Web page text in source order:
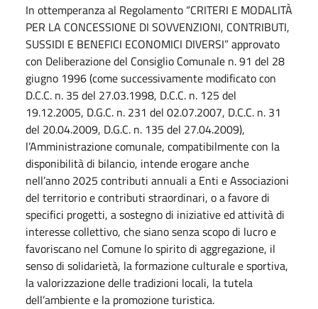
In ottemperanza al Regolamento “CRITERI E MODALITÀ
PER LA CONCESSIONE DI SOVVENZIONI, CONTRIBUTI,
SUSSIDI E BENEFICI ECONOMICI DIVERSI” approvato
con Deliberazione del Consiglio Comunale n. 91 del 28
giugno 1996 (come successivamente modificato con
D.C.C. n. 35 del 27.03.1998, D.C.C. n. 125 del
19.12.2005, D.G.C. n. 231 del 02.07.2007, D.C.C. n. 31
del 20.04.2009, D.G.C. n. 135 del 27.04.2009),
l’Amministrazione comunale, compatibilmente con la
disponibilità di bilancio, intende erogare anche
nell’anno 2025 contributi annuali a Enti e Associazioni
del territorio e contributi straordinari, o a favore di
specifici progetti, a sostegno di iniziative ed attività di
interesse collettivo, che siano senza scopo di lucro e
favoriscano nel Comune lo spirito di aggregazione, il
senso di solidarietà, la formazione culturale e sportiva,
la valorizzazione delle tradizioni locali, la tutela
dell’ambiente e la promozione turistica.